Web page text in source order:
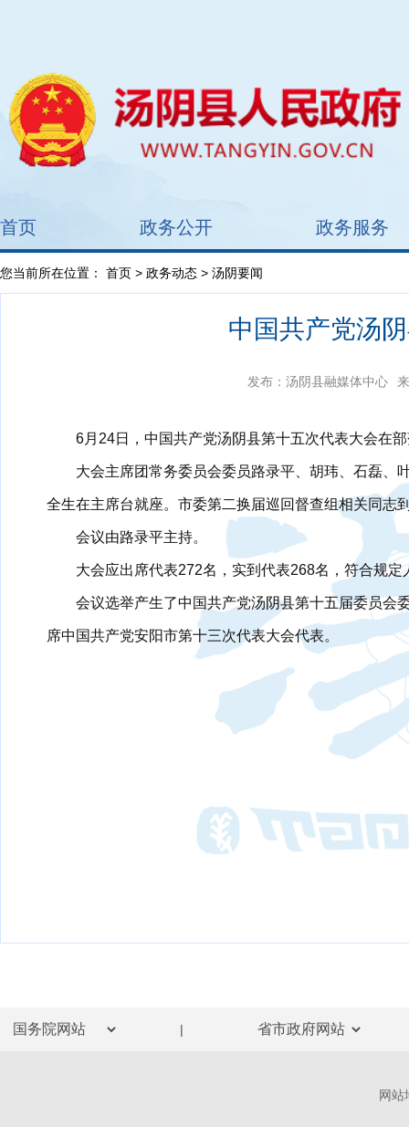
首页 政务公开 政务服务
您当前所在位置： 首页 > 政务动态 > 汤阴要闻
中国共产党汤
发布：汤阴县融媒体中心
6月24日，中国共产党汤阴县第十五次代表大会在
大会主席团常务委员会委员路录平、胡玮、石磊、
全生在主席台就座。市委第二换届巡回督查组相关同志
会议由路录平主持。
大会应出席代表272名，实到代表268名，符合规定
会议选举产生了中国共产党汤阴县第十五届委员会
席中国共产党安阳市第十三次代表大会代表。
|
网站